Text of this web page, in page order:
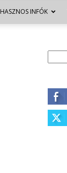
HASZNOS INFÓK